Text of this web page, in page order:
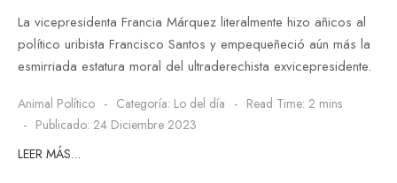
La vicepresidenta Francia Márquez literalmente hizo añicos al
político uribista Francisco Santos y empequeñeció aún más la
esmirriada estatura moral del ultraderechista exvicepresidente.
Animal Político Categoría: Lo del día
Read Time: 2 mins
Publicado: 24 Diciembre 2023
LEER MÁS…